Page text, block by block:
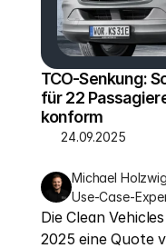
TCO-Senkung:
für 22
konform
24.09.2025
Michael Holzwig
Use-Case-
Die Clean
2025 eine Quote